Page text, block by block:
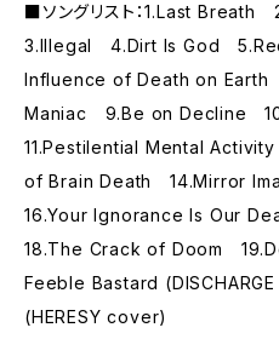
■ソングリスト：1.Last
3.Illegal 4.Dirt Is God
Influence of Death on
Maniac 9.Be on Decline
11.Pestilential Mental
of Brain Death 14.Mirror
16.Your Ignorance Is Our
18.The Crack of Doom
Feeble Bastard
(HERESY cover)